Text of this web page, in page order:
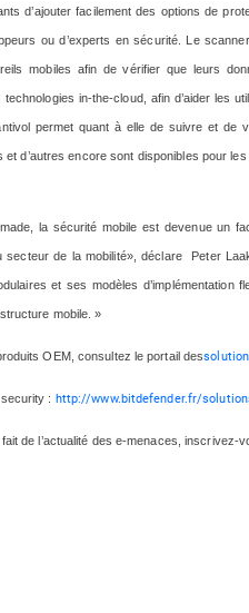
d’ajouter facilement des options de
ou d’experts en sécurité. Le
mobiles afin de vérifier que leurs
in-the-cloud, afin d’aider les
permet quant à elle de suivre et de
d’autres encore sont disponibles pour
la sécurité mobile est devenue un
secteur de la mobilité», déclare Peter
et ses modèles d’implémentation
mobile. »
OEM, consultez le portail des
: http://www.bitdefender.fr/
de l’actualité des e-menaces, inscrivez-